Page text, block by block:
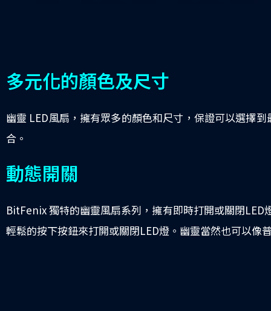
多元化的顏色及尺寸
幽靈 LED風扇，擁有眾多的顏色和尺寸，保證可以選擇
合。
動態開關
BitFenix 獨特的幽靈風扇系列，擁有即時打開或關閉
輕鬆的按下按鈕來打開或關閉LED燈。幽靈當然也可以